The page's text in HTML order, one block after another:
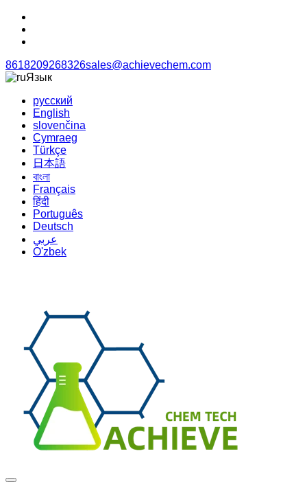
8618209268326sales@achievechem.com
Язык
русский
English
slovenčina
Cymraeg
Türkçe
日本語
বাংলা
Français
हिंदी
Português
Deutsch
عربي
O'zbek